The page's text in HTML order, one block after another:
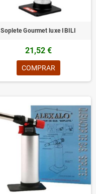
Soplete Gourmet luxe IBILI
21,52 €
COMPRAR